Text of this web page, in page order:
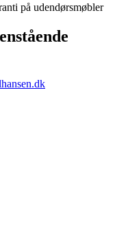
på udendørsmøbler